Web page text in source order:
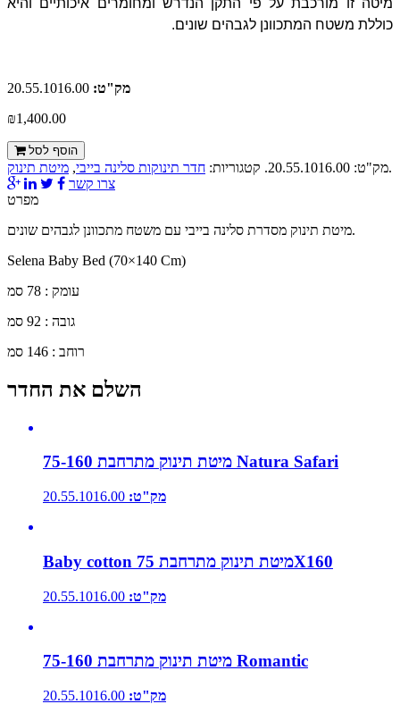
כוללת משטח המתכוונן לגבהים שונים.
מק"ט:
₪1,400.00
הוסף לסל
מק"ט: 20.55.1016.00
. קטגוריות: חדר תינוקות סלינה בייבי, מיטת תינוק
.
צרו קשר
מפרט
מיטת תינוק מסדרת סלינה בייבי עם משטח מתכוונן לגבהים שונים.
Selena Baby Bed (70×140 Cm)
עומק : 78 סמ
גובה : 92 סמ
רוחב : 146 סמ
השלם את החדר
מיטת תינוק מתרחבת 75-160 Natura Safari
מק"ט:
Baby cotton מיטת תינוק מתרחבת 75X160
מק"ט:
מיטת תינוק מתרחבת 75-160 Romantic
מק"ט: